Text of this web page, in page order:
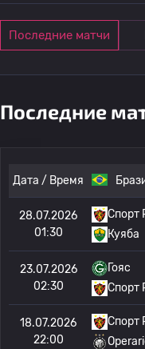
Последние матчи
Последние
Дата / Время
28.07.2026
01:30
Спорт
Куяба
23.07.2026
02:30
Гояс
Спорт
18.07.2026
22:00
Спорт